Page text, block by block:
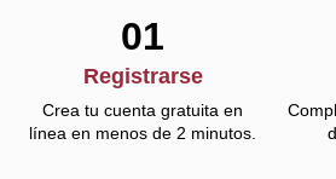
01
Registrarse
Crea tu cuenta gratuita en
línea en menos de 2 minutos.